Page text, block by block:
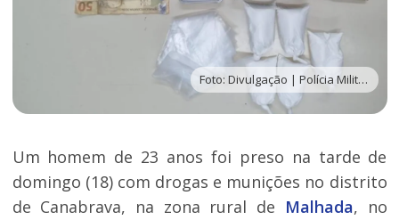
Foto: Divulgação | Polícia Militar
Um homem de 23 anos foi preso na tarde de
domingo (18) com drogas e munições no distrito
de Canabrava, na zona rural de Malhada, no